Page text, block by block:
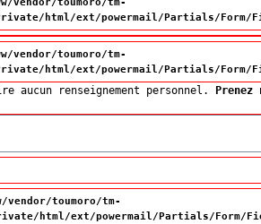
html/ext/powermail/Partials/Form/
vendor/toumoro/tm-
html/ext/powermail/Partials/Form/
aucun renseignement personnel. Prenez
toumoro/tm-
html/ext/powermail/Partials/Form/